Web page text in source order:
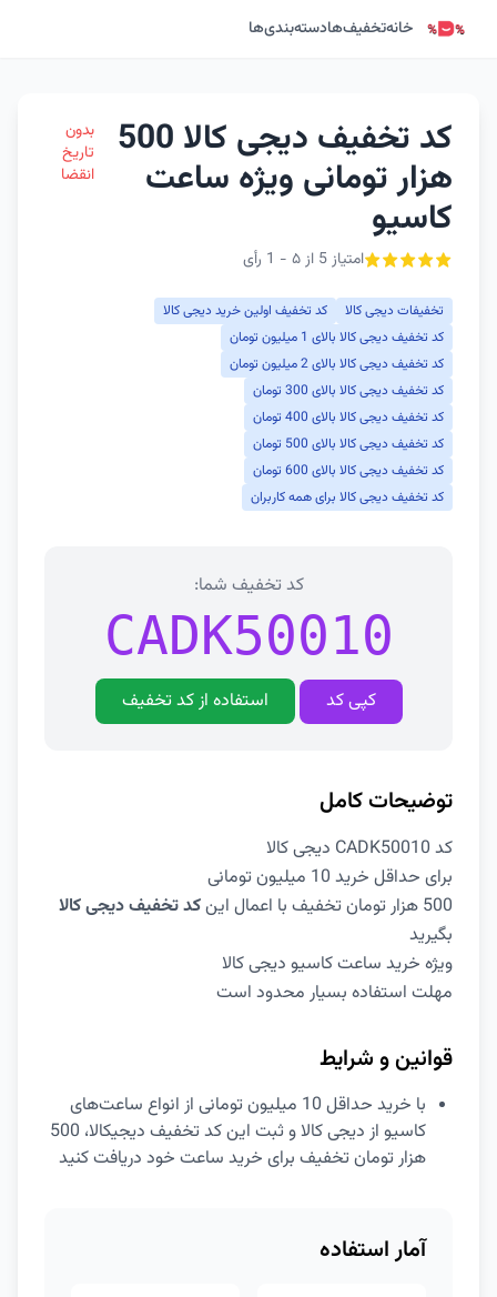
خانهتخفیف‌هادسته‌بندی‌ها
کد تخفیف دیجی کالا 500
هزار تومانی ویژه ساعت
کاسیو
امتیاز 5 از ۵ - 1 رأی
بدون
تاریخ
انقضا
تخفیفات دیجی کالا
کد تخفیف اولین خرید دیجی کالا
کد تخفیف دیجی کالا بالای 1 میلیون تومان
کد تخفیف دیجی کالا بالای 2 میلیون تومان
کد تخفیف دیجی کالا بالای 300 تومان
کد تخفیف دیجی کالا بالای 400 تومان
کد تخفیف دیجی کالا بالای 500 تومان
کد تخفیف دیجی کالا بالای 600 تومان
کد تخفیف دیجی کالا برای همه کاربران
کد تخفیف شما:
CADK50010
کپی کد استفاده از کد تخفیف
توضیحات کامل
کد CADK50010 دیجی کالا
برای حداقل خرید 10 میلیون تومانی
500 هزار تومان تخفیف با اعمال این
کد تخفیف دیجی کالا
بگیرید
ویژه خرید ساعت کاسیو دیجی کالا
مهلت استفاده بسیار محدود است
قوانین و شرایط
با خرید حداقل 10 میلیون تومانی از انواع ساعت‌های
کاسیو از دیجی کالا و ثبت این کد تخفیف دیجیکالا، 500
هزار تومان تخفیف برای خرید ساعت خود دریافت کنید
آمار استفاده